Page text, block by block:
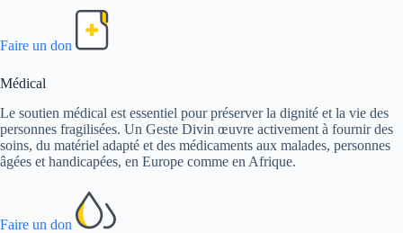
Faire un don
Médical
Le soutien médical est essentiel pour préserver la dignité et la vie des
personnes fragilisées. Un Geste Divin œuvre activement à fournir des
soins, du matériel adapté et des médicaments aux malades, personnes
âgées et handicapées, en Europe comme en Afrique.
Faire un don